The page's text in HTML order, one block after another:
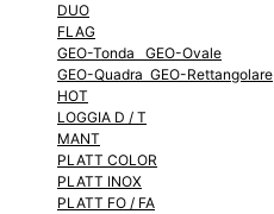
DUO
FLAG
GEO-Tonda GEO-Ovale
GEO-Quadra GEO-Rettangolare
HOT
LOGGIA D / T
MANT
PLATT COLOR
PLATT INOX
PLATT FO / FA